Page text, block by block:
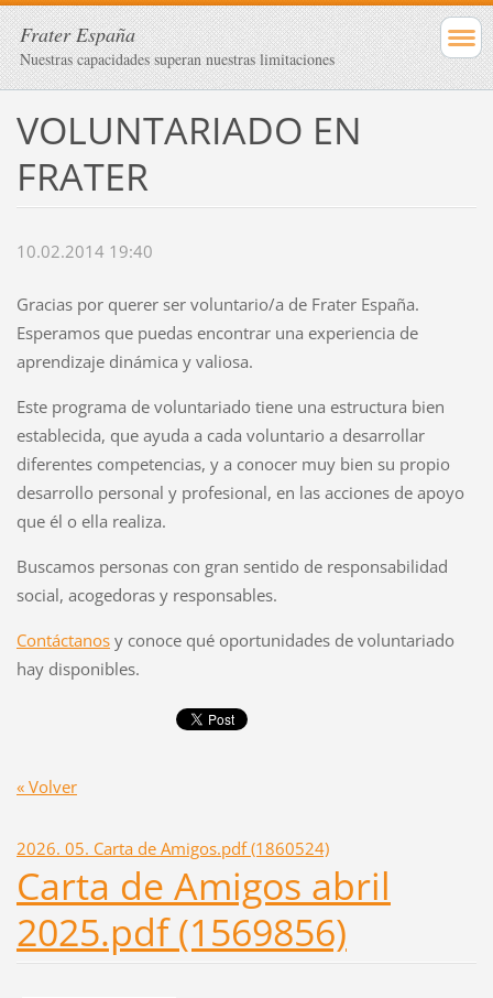
Frater España
Nuestras capacidades superan nuestras limitaciones
VOLUNTARIADO EN
FRATER
10.02.2014 19:40
Gracias por querer ser voluntario/a de Frater España.
Esperamos que puedas encontrar una experiencia de
aprendizaje dinámica y valiosa.
Este programa de voluntariado tiene una estructura bien
establecida, que ayuda a cada voluntario a desarrollar
diferentes competencias, y a conocer muy bien su propio
desarrollo personal y profesional, en las acciones de apoyo
que él o ella realiza.
Buscamos personas con gran sentido de responsabilidad
social, acogedoras y responsables.
Contáctanosy conoce qué oportunidades de voluntariado
hay disponibles.
« Volver
2026. 05. Carta de Amigos.pdf (1860524)
Carta de Amigos abril
2025.pdf (1569856)